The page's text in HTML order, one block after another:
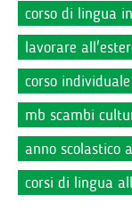
corso di lingua
lavorare
corso individuale
mb scambi
anno scolastico
corsi di lingua